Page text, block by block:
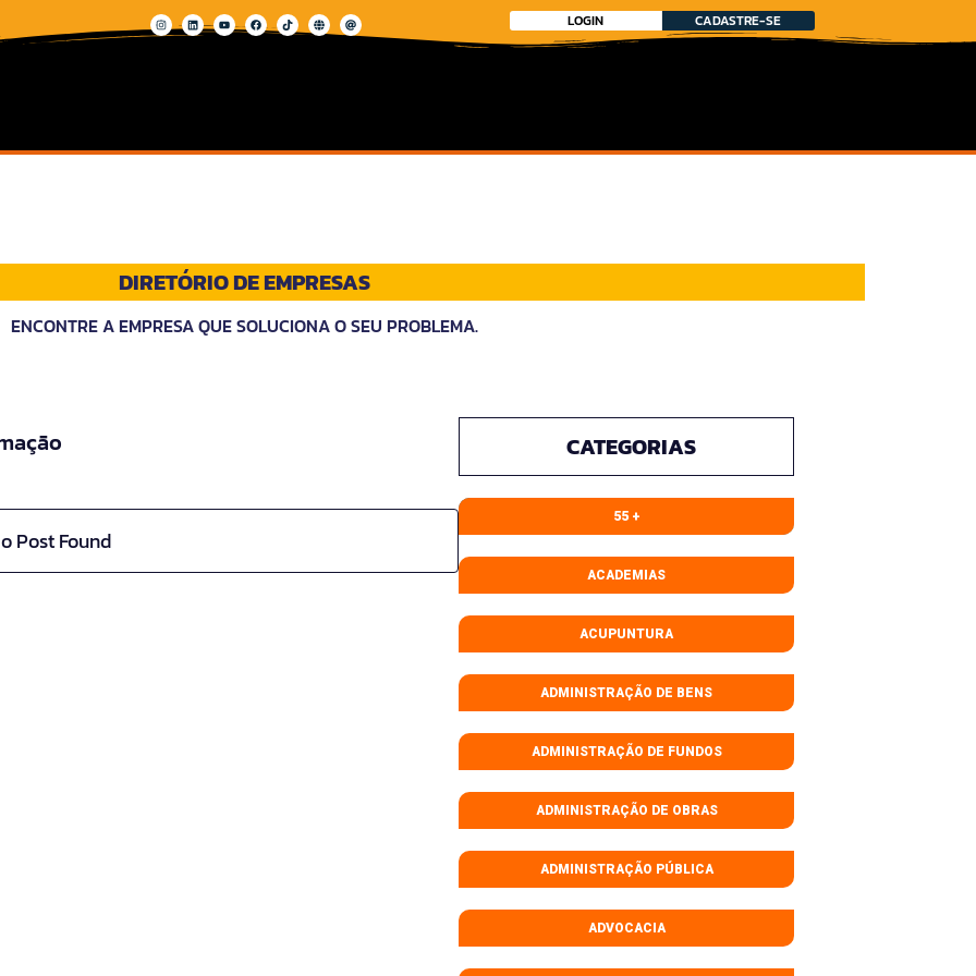
LOGIN CADASTRE-SE
DIRETÓRIO DE EMPRESAS
ENCONTRE A EMPRESA QUE SOLUCIONA O SEU PROBLEMA.
Post Found
CATEGORIAS
55 +
ACADEMIAS
ACUPUNTURA
ADMINISTRAÇÃO DE BENS
ADMINISTRAÇÃO DE FUNDOS
ADMINISTRAÇÃO DE OBRAS
ADMINISTRAÇÃO PÚBLICA
ADVOCACIA